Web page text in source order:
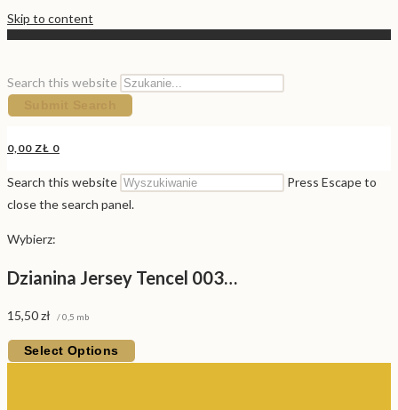
Skip to content
Search this website
0,00 ZŁ 0
Search this website
Press Escape to
close the search panel.
Wybierz:
Dzianina Jersey Tencel 003…
15,50zł / 0,5 mb
Select Options